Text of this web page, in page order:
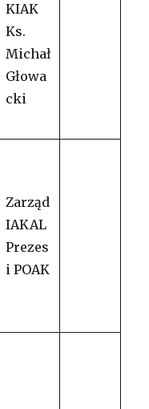
KIAK
Ks.
Michał
Głowa
cki
Zarząd
IAKAL
Prezes
i POAK